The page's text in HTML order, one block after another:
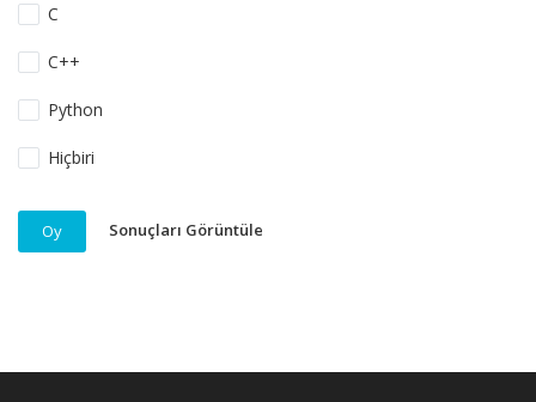
C
C++
Python
Hiçbiri
Oy Sonuçları Görüntüle